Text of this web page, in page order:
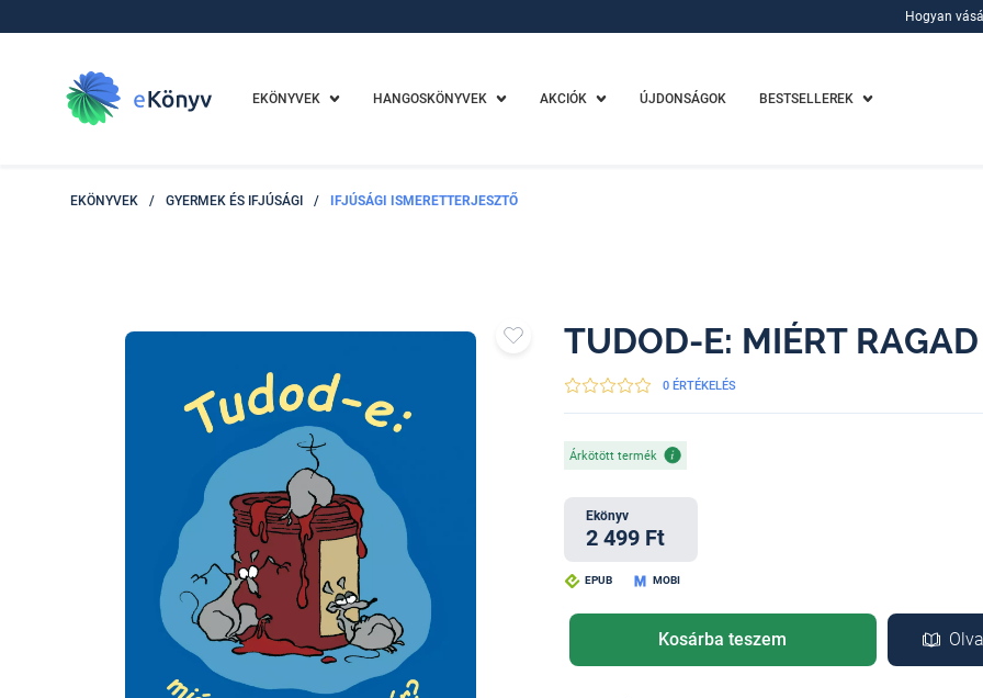
Hogyan
EKÖNYVEK HANGOSKÖNYVEK AKCIÓK ÚJDONSÁGOK BESTSELLEREK
EKÖNYVEK / GYERMEK ÉS IFJÚSÁGI / IFJÚSÁGI ISMERETTERJESZTŐ
TUDOD-E: MIÉRT
0 ÉRTÉKELÉS
Árkötött termék
Ekönyv
2 499 Ft
EPUB MOBI
Kosárba teszem